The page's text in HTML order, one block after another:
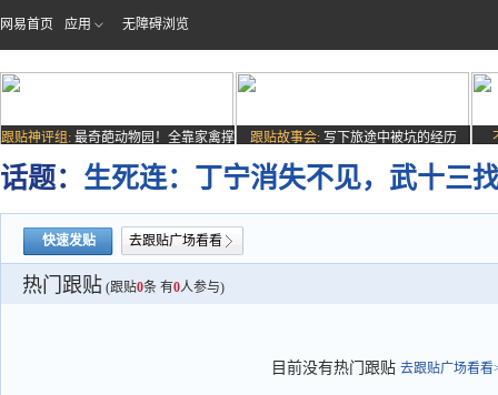
网易首页 应用 无障碍浏览
跟贴神评组: 最奇葩动物园！全靠家禽撑
场子
跟贴故事会: 写下旅途中被坑的经历
话题： 生死连：丁宁消失不见，武十三
快速发贴 去跟贴广场看看
热门跟贴 (跟贴0条 有0人参与)
目前没有热门跟贴 去跟贴广场看看